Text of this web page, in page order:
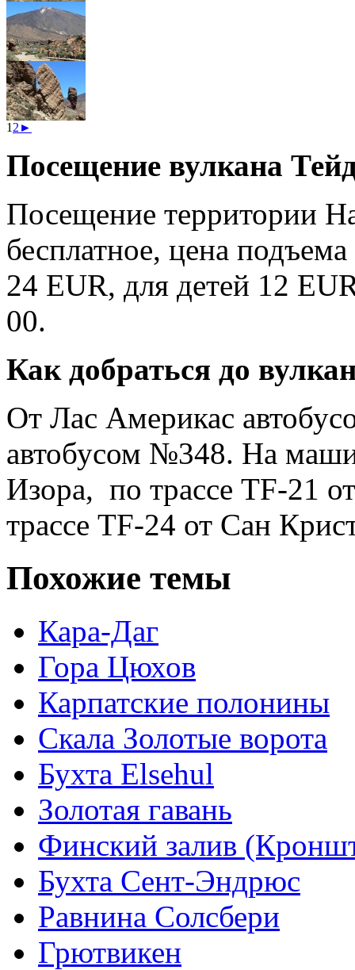
1 2 ►
Посещение вулкана
Посещение территории
бесплатное, цена
24 EUR, для детей 12
00.
Как добраться до
От Лас Америкас
автобусом №348. На
Изора, по трассе TF-21
трассе TF-24 от Сан
Похожие темы
Кара-Даг
Гора Цюхов
Карпатские полонины
Скала Золотые ворота
Бухта Elsehul
Золотая гавань
Финский залив
Бухта Сент-Эндрюс
Равнина Солсбери
Грютвикен